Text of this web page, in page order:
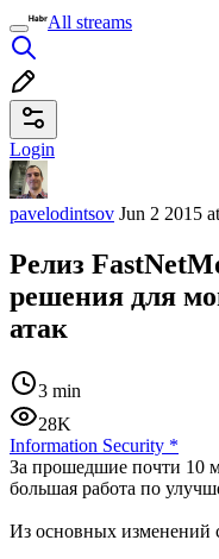
All streams
Login
pavelodintsov Jun 2 2015
Релиз
решения для
атак
3 min
28K
Information Security *
За прошедшие почти 10
большая работа по
Из основных изменений